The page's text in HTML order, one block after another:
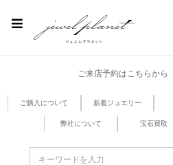
ご来店予約はこちらから
ご購入について 新着ジュエリー
弊社について 宝石買取